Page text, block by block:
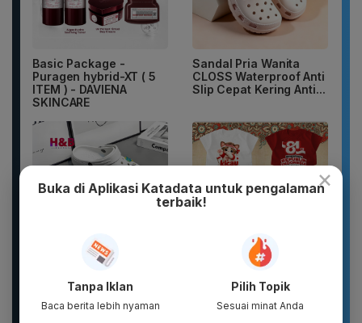
Basic Package -
Puragen hybrid-XT ( 5
ITEM ) - DAVIENA
SKINCARE
Sandal Pria Wanita
CLOSS Waterproof Anti
Slip Cepat Kering Anti...
Sandal unisex trendi,
sandal pria terbaru.
Motif kartun berpendar.
New 2026 Pamelo.id
Setelan Anak 17
Agustus Dirgahayu 81
2026 Katun...
×
Buka di Aplikasi Katadata untuk pengalaman
terbaik!
Tanpa Iklan
Baca berita lebih nyaman
Pilih Topik
Sesuai minat Anda